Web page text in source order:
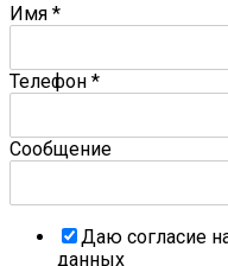
Имя *
Телефон *
Сообщение
Даю согласие
данных